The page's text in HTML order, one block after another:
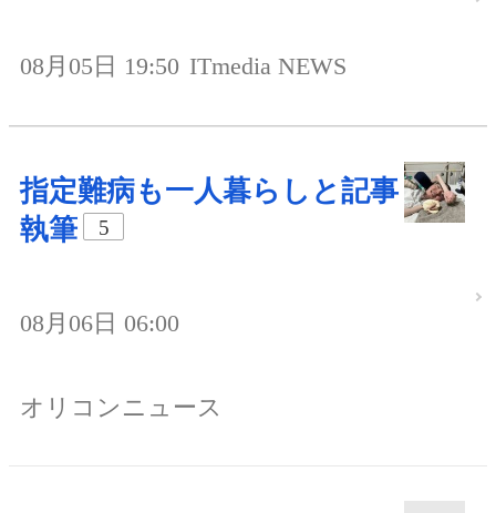
08月05日 19:50 ITmedia NEWS
指定難病も一人暮らしと記事
執筆
5
08月06日 06:00
オリコンニュース